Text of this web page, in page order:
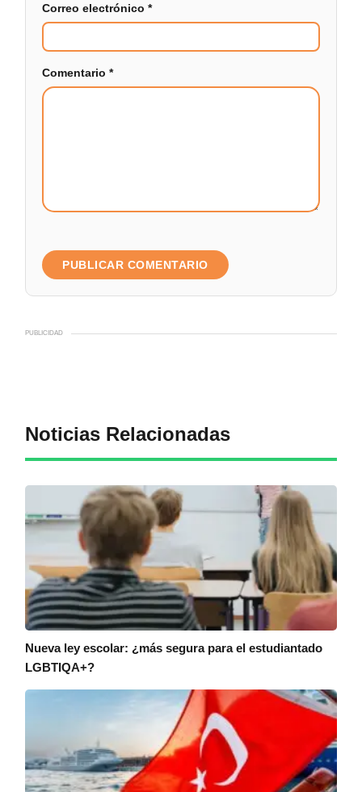
Correo electrónico*
Comentario*
PUBLICIDAD
Noticias Relacionadas
Nueva ley escolar: ¿más segura para el estudiantado
LGBTIQA+?